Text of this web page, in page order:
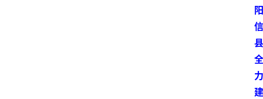
阳
信
县
全
力
建